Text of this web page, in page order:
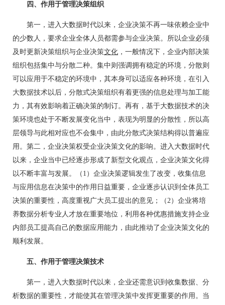
四、作用于管理决策组织
第一，进入大数据时代以来，企业决策不再一味依赖企业中
的少数人，要求企业全体人员都需参与企业决策。所以企业必须
及时更新决策组织与企业决策文化 ，一般情况下，企业内部决策
组织包括集中与分散二种。集中则强调拥有稳定的环境，分散则
可以应用于不稳定的环境中，其本身可以适应各种环境，在引入
大数据技术以后，分散式决策组织有着更强的信息处理与加工能
力，其有效影响着正确决策的制订。再有，基于大数据技术的决
策环境也处于不断发展变化当中，表现为明显的分散性，所以高
层领导与此相对应也不会集中，由此分散式决策结构得以普遍应
用。第二，企业决策权受企业决策文化的影响。进入大数据时代
以来，企业当中已经逐步形成了新型文化观点，企业决策文化得
以不断丰富与发展。（1）企业决策逻辑发生了改变，收集信息
与应用信息在决策中的作用日益重要，企业逐步认识到全体员工
决策的重要性，高度重视广大员工提出的意见；（2）企业将培
养数据分析专业人才放在重要地位，利用各种优惠措施支持企业
内部员工提高自己的数据应用能力，由此推动了企业决策文化的
顺利发展。
五、作用于管理决策技术
第一，进入大数据时代以来，企业还需意识到收集数据、分
析数据的重要性，才能使其在管理决策中发挥更重要的作用。当